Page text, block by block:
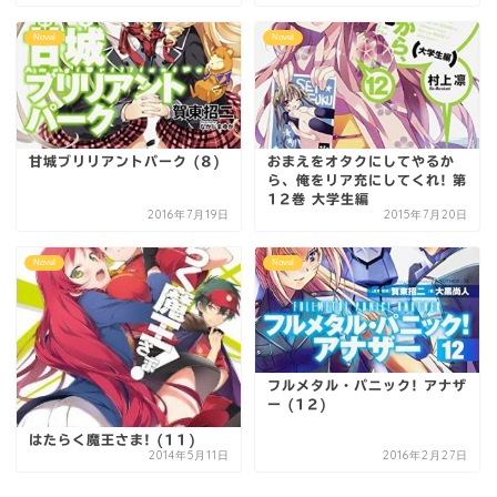
Novel
甘城ブリリアントパーク (8)
2016年7月19日
Novel
おまえをオタクにしてやるか
ら、俺をリア充にしてくれ! 第
12巻 大学生編
2015年7月20日
Novel
はたらく魔王さま! (11)
2014年5月11日
Novel
フルメタル・パニック! アナザ
ー (12)
2016年2月27日